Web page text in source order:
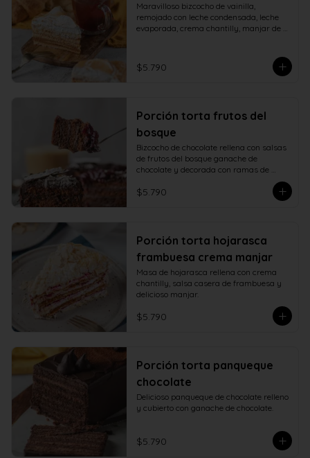
Maravilloso bizcocho de vainilla,
remojado con leche condensada, leche
evaporada, crema chantilly, manjar de
$5.790
Porción torta frutos del
bosque
Bizcocho de chocolate rellena con salsas
de frutos del bosque ganache de
chocolate y decorada con ramas de
$5.790
Porción torta hojarasca
frambuesa crema manjar
Masa de hojarasca rellena con crema
chantilly, salsa casera de frambuesa y
delicioso manjar.
$5.790
Porción torta panqueque
chocolate
Delicioso panqueque de chocolate relleno
y cubierto con ganache de chocolate.
$5.790